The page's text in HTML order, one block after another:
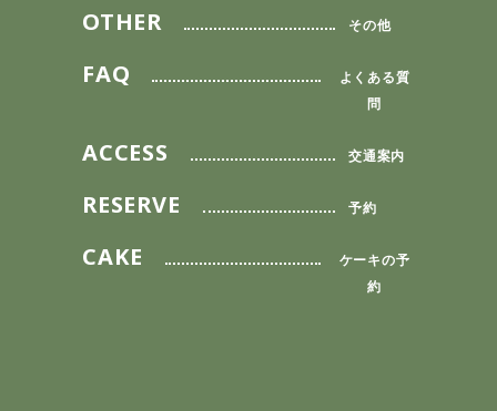
OTHER その他
FAQ
よくある質
問
ACCESS 交通案内
RESERVE 予約
CAKE
ケーキの予
約